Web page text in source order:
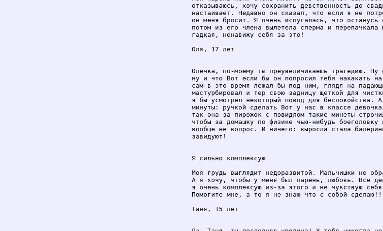
отказываюсь, хочу сохранить девственность до
настаивает. Недавно он сказал, что если я не
он меня бросит. Я очень испугалась, что
потом из его члена вылетела сперма и
гадкая, ненавижу себя за это!
Оля, 17 лет
Олечка, по-моему ты преувеличиваешь трагедию. Ну
ну и что Вот если бы он попросил тебя накакать
сам в это время лежал бы под ним, глядя на
мастурбировал и тер свою задницу щеткой для
я бы усмотрел некоторый повод для беспокойства.
минуты: ручкой сделать Вот у нас в классе
так она за пирожок с повидлом такие минеты
чтобы за домашку по физике чью-нибудь боеголовку
вообще не вопрос. И ничего: выросла стала
завидуют!
Я сильно комплексую
Моя грудь выглядит недоразвитой. Мальчишки не
А я хочу, чтобы у меня был парень, любовь. Все
я очень комплексую из-за этого и не чувствую
Помогите мне, а то я не знаю что с собой
Таня, 15 лет